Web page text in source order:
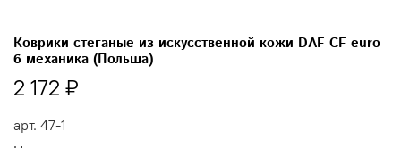
арт. 47-1
Коврики стеганые из искусственной кожи DAF CF euro
6 механика (Польша)
2 172 ₽